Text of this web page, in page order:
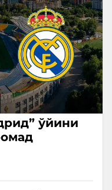
ўйини